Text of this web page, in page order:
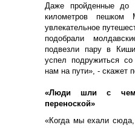
Даже пройденные до
километров пешком
увлекательное
подобрали
подвезли пару в
успел подружиться
нам на пути», - скажет
«Люди шли с
переноской»
«Когда мы ехали